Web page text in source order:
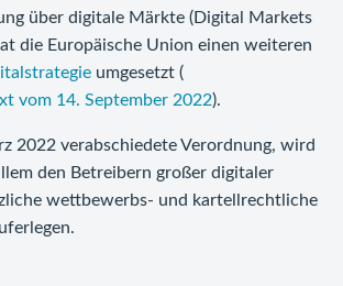
über digitale Märkte (Digital Markets
die Europäische Union einen weiteren
umgesetzt (
vom 14. September 2022).
2022 verabschiedete Verordnung, wird
den Betreibern großer digitaler
wettbewerbs- und kartellrechtliche